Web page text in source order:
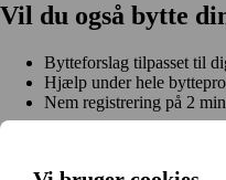
Vil du også bytte
Bytteforslag tilpasset til
Hjælp under hele
Nem registrering på 2